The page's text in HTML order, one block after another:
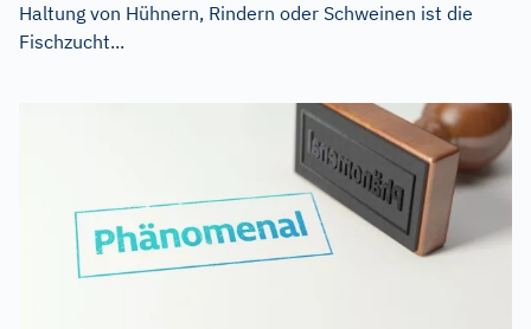
Haltung von Hühnern, Rindern oder Schweinen ist die
Fischzucht...